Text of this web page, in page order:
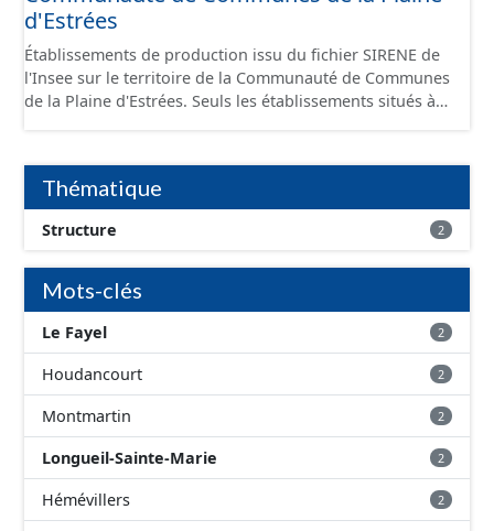
d'Estrées
Établissements de production issu du fichier SIRENE de
l'Insee sur le territoire de la Communauté de Communes
de la Plaine d'Estrées. Seuls les établissements situés à
conformément aux prescriptions du standard CNIG Sites
Économiques. Ce lot ne contient pas la référence aux
terrains à vocation économique à ce jour. Il est filtré au-
delà des prescriptions du CNIG se limitant aux SCI.
Thématique
Structure 2
Mots-clés
Le Fayel 2
Houdancourt 2
Montmartin 2
Longueil-Sainte-Marie 2
Hémévillers 2